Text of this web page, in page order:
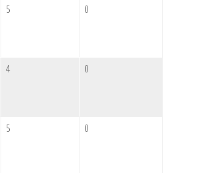
5 0
4 0
5 0